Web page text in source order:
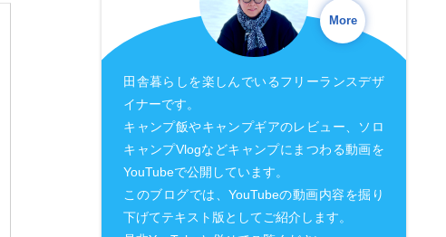
More
田舎暮らしを楽しんでいるフリーランスデザ
イナーです。
キャンプ飯やキャンプギアのレビュー、ソロ
キャンプVlogなどキャンプにまつわる動画を
YouTubeで公開しています。
このブログでは、YouTubeの動画内容を掘り
下げてテキスト版としてご紹介します。